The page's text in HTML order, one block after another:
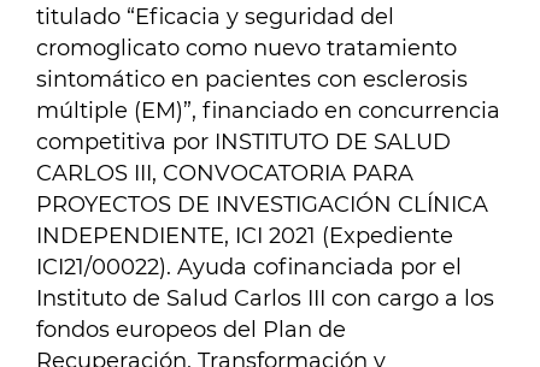
titulado “Eficacia y seguridad del
cromoglicato como nuevo tratamiento
sintomático en pacientes con esclerosis
múltiple (EM)”, financiado en concurrencia
competitiva por INSTITUTO DE SALUD
CARLOS III, CONVOCATORIA PARA
PROYECTOS DE INVESTIGACIÓN CLÍNICA
INDEPENDIENTE, ICI 2021 (Expediente
ICI21/00022). Ayuda cofinanciada por el
Instituto de Salud Carlos III con cargo a los
fondos europeos del Plan de
Recuperación, Transformación y